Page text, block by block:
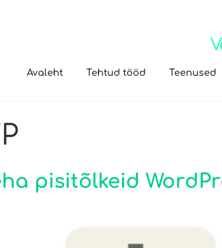
Avaleht Tehtud tööd Teenused
pisitõlkeid